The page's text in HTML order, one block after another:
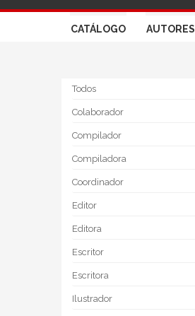
CATÁLOGO AUTORES
Todos
Colaborador
Compilador
Compiladora
Coordinador
Editor
Editora
Escritor
Escritora
Ilustrador